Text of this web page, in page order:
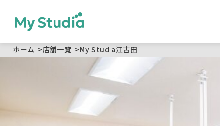
ホーム >店舗一覧 >My Studia江古田